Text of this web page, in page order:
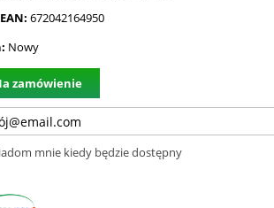
672042164950
Nowy
zamówienie
mnie kiedy będzie dostępny